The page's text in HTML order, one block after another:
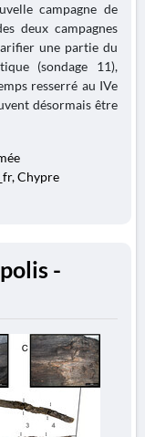
campagne de
deux campagnes
une partie du
(sondage 11),
resserré au IVe
désormais être
Chypre
-